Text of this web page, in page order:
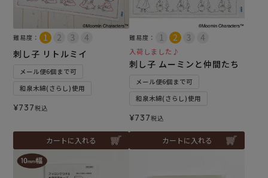
難易度：
刺し子 リトルミイ
メール便6個まで可
和泉木綿(さらし)使用
¥737税込
カートに入れる
難易度：
入荷しました♪
刺し子 ムーミンと仲間たち
メール便6個まで可
和泉木綿(さらし)使用
¥737税込
カートに入れる